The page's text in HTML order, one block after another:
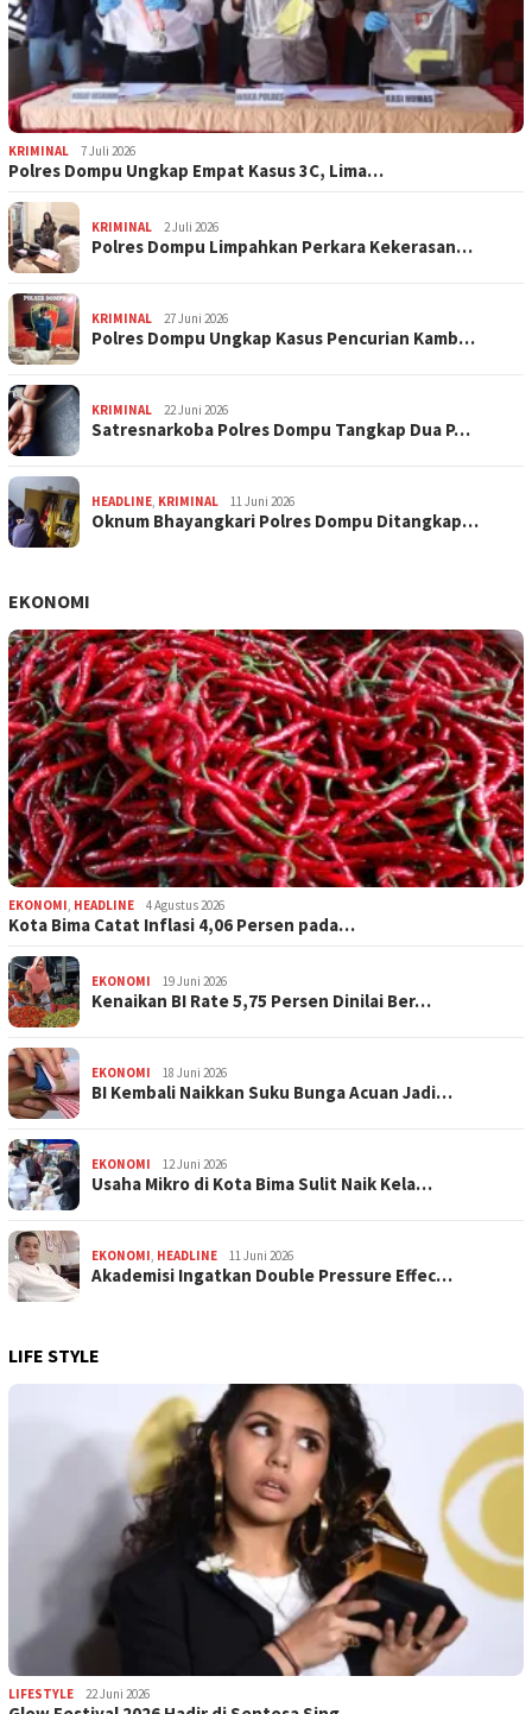
KRIMINAL 7 Juli 2026
Polres Dompu Ungkap Empat Kasus 3C, Lima…
KRIMINAL 2 Juli 2026
Polres Dompu Limpahkan Perkara Kekerasan…
KRIMINAL 27 Juni 2026
Polres Dompu Ungkap Kasus Pencurian Kamb…
KRIMINAL 22 Juni 2026
Satresnarkoba Polres Dompu Tangkap Dua P…
HEADLINE KRIMINAL 11 Juni 2026
Oknum Bhayangkari Polres Dompu Ditangkap…
EKONOMI
EKONOMI HEADLINE 4 Agustus 2026
Kota Bima Catat Inflasi 4,06 Persen pada…
EKONOMI 19 Juni 2026
Kenaikan BI Rate 5,75 Persen Dinilai Ber…
EKONOMI 18 Juni 2026
BI Kembali Naikkan Suku Bunga Acuan Jadi…
EKONOMI 12 Juni 2026
Usaha Mikro di Kota Bima Sulit Naik Kela…
EKONOMI HEADLINE 11 Juni 2026
Akademisi Ingatkan Double Pressure Effec…
LIFE STYLE
LIFESTYLE 22 Juni 2026